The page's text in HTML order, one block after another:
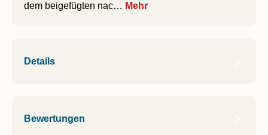
dem beigefügten nac… Mehr
Details
Bewertungen